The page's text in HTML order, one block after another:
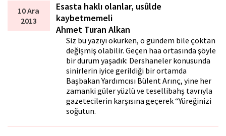
10 Ara
2013
Esasta haklı olanlar, usûlde
kaybetmemeli
Ahmet Turan Alkan
Siz bu yazıyı okurken, o gündem bile çoktan
değişmiş olabilir. Geçen hafta ortasında şöyle
bir durum yaşadık: Dershaneler konusunda
sinirlerin iyice gerildiği bir ortamda
Başbakan Yardımcısı Bülent Arınç, yine her
zamanki güler yüzlü ve tesellibahş tavrıyla
gazetecilerin karşısına geçerek “Yüreğinizi
soğutun.